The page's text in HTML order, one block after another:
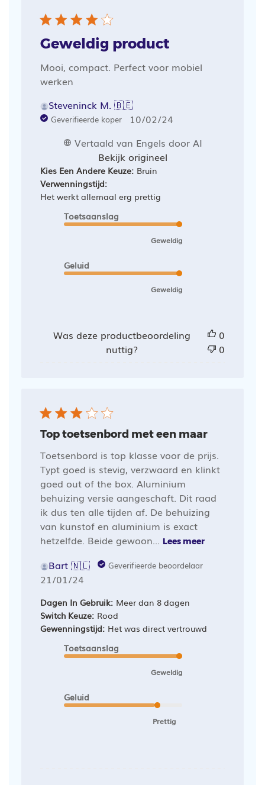
Geweldig product
Mooi, compact. Perfect voor mobiel
werken
Steveninck M. 🇧🇪
Geverifieerde koper Publicatiedatum
10/02/24
Vertaald van Engels door AI
Bekijk origineel
Kies Een Andere Keuze: Bruin
Verwenningstijd:
Het werkt allemaal erg prettig
Toetsaanslag
Geweldig
Geluid
Geweldig
Was deze productbeoordeling
nuttig?
0
0
Top toetsenbord met een maar
Toetsenbord is top klasse voor de prijs.
Typt goed is stevig, verzwaard en klinkt
goed out of the box. Aluminium
behuizing versie aangeschaft. Dit raad
ik dus ten alle tijden af. De behuizing
van kunstof en aluminium is exact
hetzelfde. Beide gewoon...
Lees meer
Bart 🇳🇱 Geverifieerde beoordelaar
Publicatiedatum
21/01/24
Dagen In Gebruik: Meer dan 8 dagen
Switch Keuze: Rood
Gewenningstijd: Het was direct vertrouwd
Toetsaanslag
Geweldig
Geluid
Prettig